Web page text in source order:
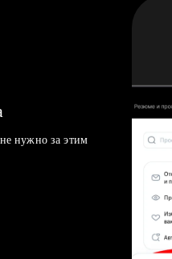
нужно за этим